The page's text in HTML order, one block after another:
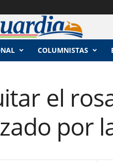
COLUMNISTAS
el
por